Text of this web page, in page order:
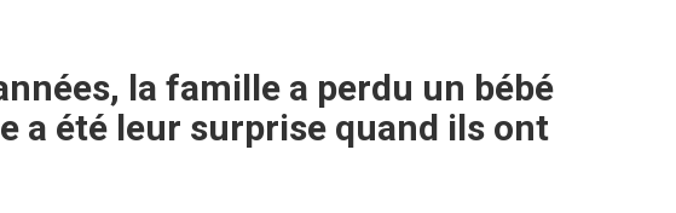
la famille a perdu un bébé
a été leur surprise quand ils ont